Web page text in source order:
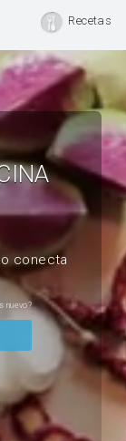
Recetas
conecta
nuevo?